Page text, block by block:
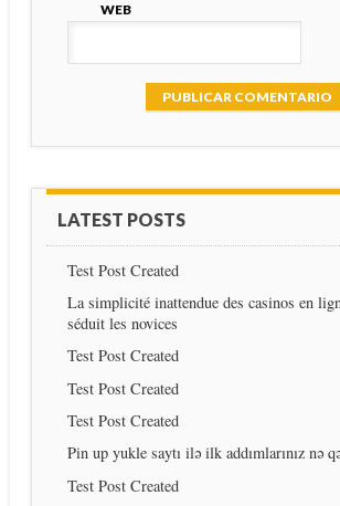
WEB
LATEST POSTS
Test Post Created
La simplicité inattendue des casinos en
séduit les novices
Test Post Created
Test Post Created
Test Post Created
Pin up yukle saytı ilə ilk addımlarınız nə
Test Post Created